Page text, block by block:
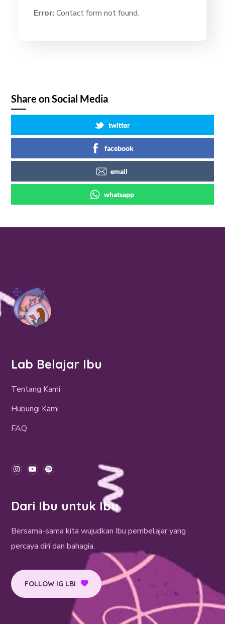
Error: Contact form not found.
Share on Social Media
twitter
facebook
email
whatsapp
Lab Belajar Ibu
Tentang Kami
Hubungi Kami
FAQ
Dari Ibu untuk Ibu
Bersama-sama kita wujudkan Ibu pembelajar yang
percaya diri dan bahagia.
FOLLOW IG LBI